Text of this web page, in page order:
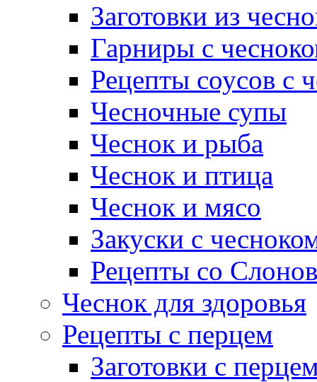
Заготовки из
Гарниры с
Рецепты соусов с
Чесночные супы
Чеснок и рыба
Чеснок и птица
Чеснок и мясо
Закуски с
Рецепты со
Чеснок для здоровья
Рецепты с перцем
Заготовки с